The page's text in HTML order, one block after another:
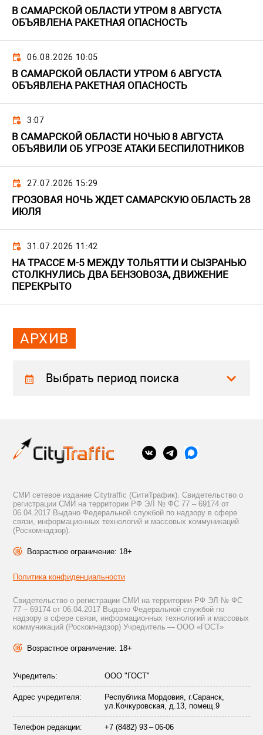
В САМАРСКОЙ ОБЛАСТИ УТРОМ 8 АВГУСТА
ОБЪЯВЛЕНА РАКЕТНАЯ ОПАСНОСТЬ
06.08.2026 10:05
В САМАРСКОЙ ОБЛАСТИ УТРОМ 6 АВГУСТА
ОБЪЯВЛЕНА РАКЕТНАЯ ОПАСНОСТЬ
3:07
В САМАРСКОЙ ОБЛАСТИ НОЧЬЮ 8 АВГУСТА
ОБЪЯВИЛИ ОБ УГРОЗЕ АТАКИ БЕСПИЛОТНИКОВ
27.07.2026 15:29
ГРОЗОВАЯ НОЧЬ ЖДЕТ САМАРСКУЮ ОБЛАСТЬ 28
ИЮЛЯ
31.07.2026 11:42
НА ТРАССЕ М-5 МЕЖДУ ТОЛЬЯТТИ И СЫЗРАНЬЮ
СТОЛКНУЛИСЬ ДВА БЕНЗОВОЗА, ДВИЖЕНИЕ
ПЕРЕКРЫТО
АРХИВ
Выбрать период поиска
СМИ сетевое издание Citytraffic (СитиТрафик). Свидетельство о
регистрации СМИ на территории РФ ЭЛ № ФС 77 – 69174 от
06.04.2017 Выдано Федеральной службой по надзору в сфере
связи, информационных технологий и массовых коммуникаций
(Роскомнадзор).
Возрастное ограничение: 18+
Политика конфиденциальности
Свидетельство о регистрации СМИ на территории РФ ЭЛ № ФС
77 – 69174 от 06.04.2017 Выдано Федеральной службой по
надзору в сфере связи, информационных технологий и массовых
коммуникаций (Роскомнадзор) Учредитель — ООО «ГОСТ»
Возрастное ограничение: 18+
Учредитель: ООО "ГОСТ"
Адрес учредителя:
Республика Мордовия, г.Саранск,
ул.Кочкуровская, д.13, помещ.9
Телефон редакции: +7 (8482) 93 – 06-06